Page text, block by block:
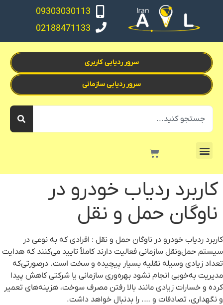
09303030113
02188471133
سرور ردیابی سازمانی
سرور ردیابی کاربری
کاربرد ردیاب خودرو در
ناوگان حمل و نقل
کاربرد ردیاب خودرو در ناوگان حمل و نقل : افرادی که به نوعی در
سیستم حمل‌ونقل سازمانی فعالیت دارند کاملاً تایید می‌کنند که هدایت
تعداد زیادی وسیله نقلیه بسیار پیچیده و سخت است. درصورتی‌که
مدیریت به‌خوبی انجام نشود بهره‌وری سازمانی یا شرکتی کاهش پیدا
کرده و خسارات زیادی مانند بالا رفتن مصرف سوخت، هزینه‌های تعمیر
و نگهداری، تصادفات و …. را بدنبال خواهد داشت.